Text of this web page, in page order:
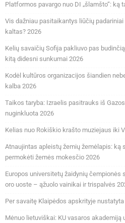
Platformos pavargo nuo DI „šlamšto“: ką
Vis dažniau pasitaikantys liūčių
kaltas? 2026
Kelių savaičių Sofija pakliuvo pas
kitą didesni sunkumai 2026
Kodėl kultūros organizacijos šiandien
kalba 2026
Taikos taryba: Izraelis pasitrauks iš
nuginkluota 2026
Kelias nuo Rokiškio krašto muziejaus iki
Atnaujintas apleistų žemių žemėlapis: ką
permokėti žemės mokesčio 2026
Europos universitetų žaidynių čempionės
oro uoste – ąžuolo vainikai ir trispalvės
Per savaitę Klaipėdos apskrityje
Mėnuo lietuviškai: KU vasaros akademiją